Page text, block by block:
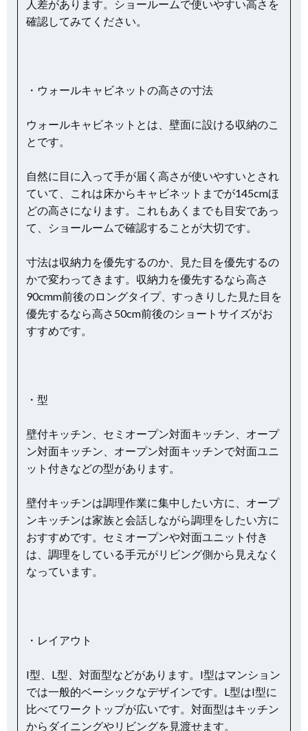
人差があります。ショールームで使いやすい高さを
確認してみてください。
・ウォールキャビネットの高さの寸法
ウォールキャビネットとは、壁面に設ける収納のこ
とです。
自然に目に入って手が届く高さが使いやすいとされ
ていて、これは床からキャビネットまでが145cmほ
どの高さになります。これもあくまでも目安であっ
て、ショールームで確認することが大切です。
寸法は収納力を優先するのか、見た目を優先するの
かで変わってきます。収納力を優先するなら高さ
90cmm前後のロングタイプ、すっきりした見た目を
優先するなら高さ50cm前後のショートサイズがお
すすめです。
・型
壁付キッチン、セミオープン対面キッチン、オープ
ン対面キッチン、オープン対面キッチンで対面ユニ
ット付きなどの型があります。
壁付キッチンは調理作業に集中したい方に、オープ
ンキッチンは家族と会話しながら調理をしたい方に
おすすめです。セミオープンや対面ユニット付き
は、調理をしている手元がリビング側から見えなく
なっています。
・レイアウト
I型、L型、対面型などがあります。I型はマンション
では一般的ベーシックなデザインです。L型はI型に
比べてワークトップが広いです。対面型はキッチン
からダイニングやリビングを見渡せます。